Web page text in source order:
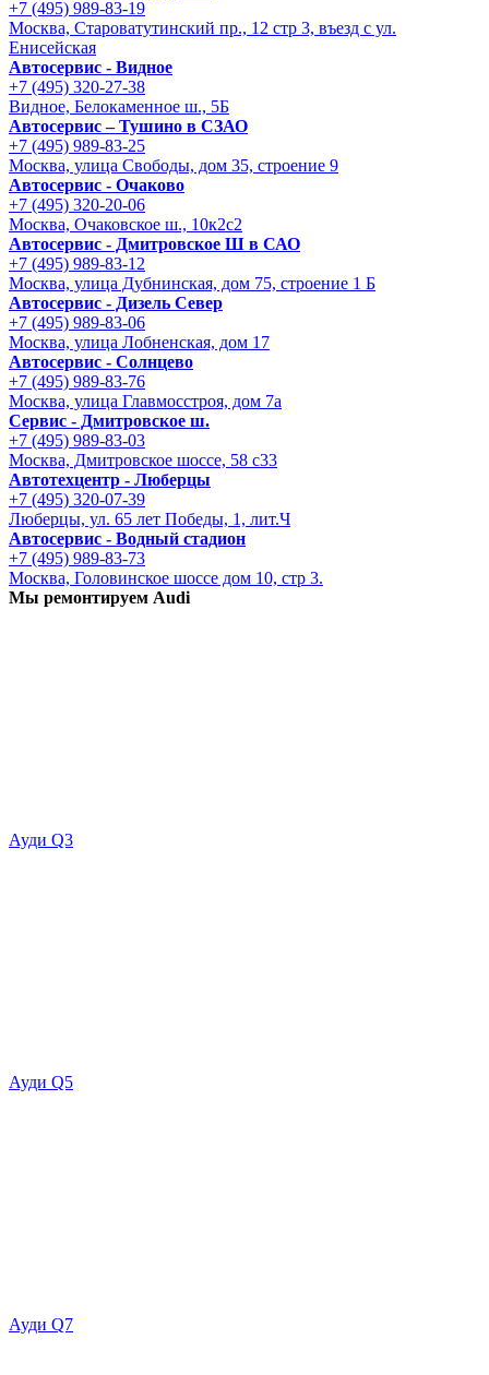
+7 (495) 989-83-19
Москва, Староватутинский пр., 12 стр 3, въезд с ул.
Енисейская
Автосервис - Видное
+7 (495) 320-27-38
Видное, Белокаменное ш., 5Б
Автосервис – Тушино в СЗАО
+7 (495) 989-83-25
Москва, улица Свободы, дом 35, строение 9
Автосервис - Очаково
+7 (495) 320-20-06
Москва, Очаковское ш., 10к2с2
Автосервис - Дмитровское Ш в САО
+7 (495) 989-83-12
Москва, улица Дубнинская, дом 75, строение 1 Б
Автосервис - Дизель Север
+7 (495) 989-83-06
Москва, улица Лобненская, дом 17
Автосервис - Солнцево
+7 (495) 989-83-76
Москва, улица Главмосстроя, дом 7а
Сервис - Дмитровское ш.
+7 (495) 989-83-03
Москва, Дмитровское шоссе, 58 с33
Автотехцентр - Люберцы
+7 (495) 320-07-39
Люберцы, ул. 65 лет Победы, 1, лит.Ч
Автосервис - Водный стадион
+7 (495) 989-83-73
Москва, Головинское шоссе дом 10, стр 3.
Мы ремонтируем Audi
Ауди Q3
Ауди Q5
Ауди Q7